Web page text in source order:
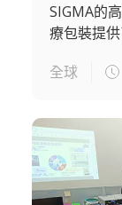
SIGMA的
療包裝提
全球